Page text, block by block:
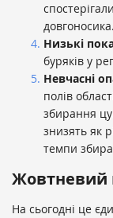
довгоносика.
Низькі
буряків у
Невчасні
полів
збирання
знизять як
темпи
Жовтневий
На сьогодні це